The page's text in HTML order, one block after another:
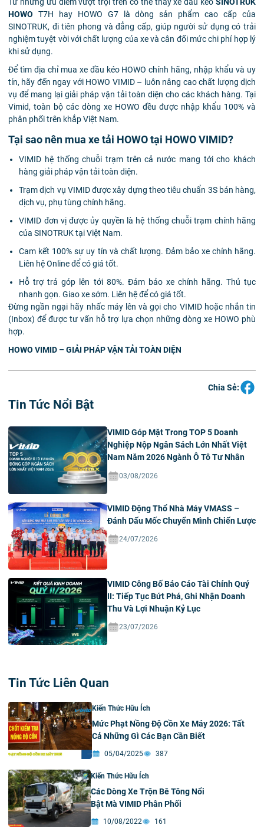
Từ những ưu điểm vượt trội trên có thể thấy xe đầu kéo SINOTRUK
HOWO T7H hay HOWO G7 là dòng sản phẩm cao cấp của
SINOTRUK, đi tiên phong và đẳng cấp, giúp người sử dụng có trải
nghiệm tuyệt vời với chất lượng của xe và cân đối mức chi phí hợp lý
khi sử dụng.
Để tìm địa chỉ mua xe đầu kéo HOWO chính hãng, nhập khẩu và uy
tín, hãy đến ngay với HOWO VIMID – luôn nâng cao chất lượng dịch
vụ để mang lại giải pháp vận tải toàn diện cho các khách hàng. Tại
Vimid, toàn bộ các dòng xe HOWO đều được nhập khẩu 100% và
phân phối trên khắp Việt Nam.
Tại sao nên mua xe tải HOWO tại HOWO VIMID?
VIMID hệ thống chuỗi trạm trên cả nước mang tới cho khách
hàng giải pháp vận tải toàn diện.
Trạm dịch vụ VIMID được xây dựng theo tiêu chuẩn 3S bán hàng,
dịch vụ, phụ tùng chính hãng.
VIMID đơn vị được ủy quyền là hệ thống chuỗi trạm chính hãng
của SINOTRUK tại Việt Nam.
Cam kết 100% sự uy tín và chất lượng. Đảm bảo xe chính hãng.
Liên hệ Online để có giá tốt.
Hỗ trợ trả góp lên tới 80%. Đảm bảo xe chính hãng. Thủ tục
nhanh gọn. Giao xe sớm. Liên hệ để có giá tốt.
Đừng ngần ngại hãy nhấc máy lên và gọi cho VIMID hoặc nhắn tin
(Inbox) để được tư vấn hỗ trợ lựa chọn những dòng xe HOWO phù
hợp.
HOWO VIMID – GIẢI PHÁP VẬN TẢI TOÀN DIỆN
Chia Sẻ:
Tin Tức Nổi Bật
VIMID Góp Mặt Trong TOP 5 Doanh
Nghiệp Nộp Ngân Sách Lớn Nhất Việt
Nam Năm 2026 Ngành Ô Tô Tư Nhân
03/08/2026
VIMID Động Thổ Nhà Máy VMASS –
Đánh Dấu Mốc Chuyển Mình Chiến Lược
24/07/2026
VIMID Công Bố Báo Cáo Tài Chính Quý
II: Tiếp Tục Bứt Phá, Ghi Nhận Doanh
Thu Và Lợi Nhuận Kỷ Lục
23/07/2026
Tin Tức Liên Quan
Kiến Thức Hữu Ích
Mức Phạt Nồng Độ Cồn Xe Máy 2026: Tất
Cả Những Gì Các Bạn Cần Biết
05/04/2025 387
Kiến Thức Hữu Ích
Các Dòng Xe Trộn Bê Tông Nổi
Bật Mà VIMID Phân Phối
10/08/2022 161